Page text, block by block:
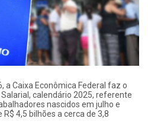
a Caixa Econômica Federal faz o
calendário 2025, referente
nascidos em julho e
4,5 bilhões a cerca de 3,8